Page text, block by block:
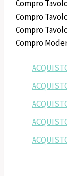
Compro
Compro
Compro
Compro